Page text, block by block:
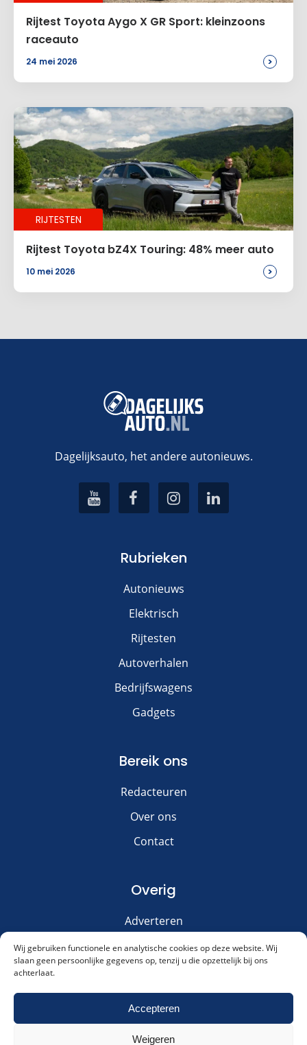
Wij gebruiken functionele en analytische cookies op deze website. Wij
slaan geen persoonlijke gegevens op, tenzij u die opzettelijk bij ons
achterlaat.
Accepteren
Weigeren
Rijtest Toyota Aygo X GR Sport: kleinzoons
raceauto
24 mei 2026 >
RIJTESTEN
Rijtest Toyota bZ4X Touring: 48% meer auto
10 mei 2026 >
Dagelijksauto, het andere autonieuws.
Rubrieken
Autonieuws
Elektrisch
Rijtesten
Autoverhalen
Bedrijfswagens
Gadgets
Bereik ons
Redacteuren
Over ons
Contact
Overig
Adverteren
Disclaimer
Privacy & Cookies
Meld je aan voor onze nieuwsbrief!